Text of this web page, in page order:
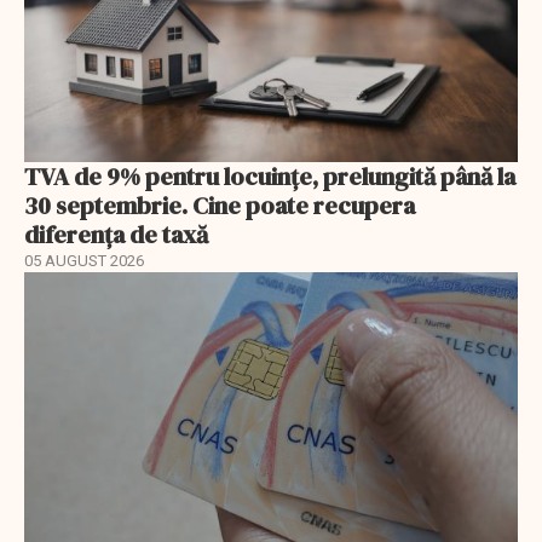
TVA de 9% pentru locuințe, prelungită până la
30 septembrie. Cine poate recupera
diferența de taxă
05 AUGUST 2026